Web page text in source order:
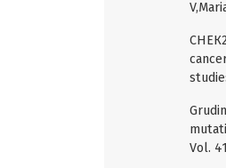
Vol.